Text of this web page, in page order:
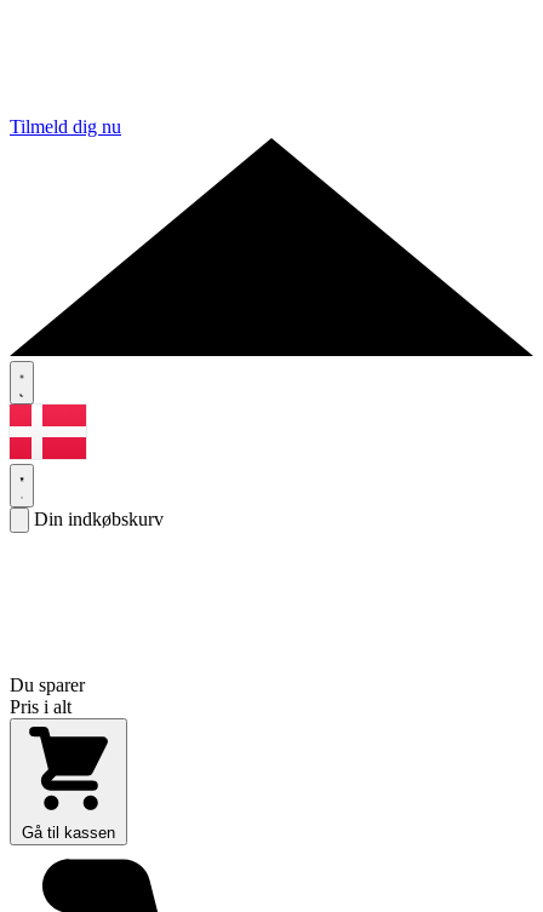
Tilmeld dig nu
Din indkøbskurv
Du sparer
Pris i alt
Gå til kassen